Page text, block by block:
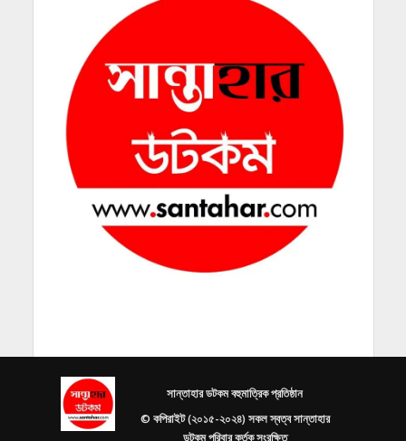
সান্তাহার ডটকম বহুমাত্রিক প্রতিষ্ঠান
© কপিরাইট (২০১৫-২০২৪) সকল স্বত্ব সান্তাহার
ডটকম পরিবার কর্তৃক সংরক্ষিত